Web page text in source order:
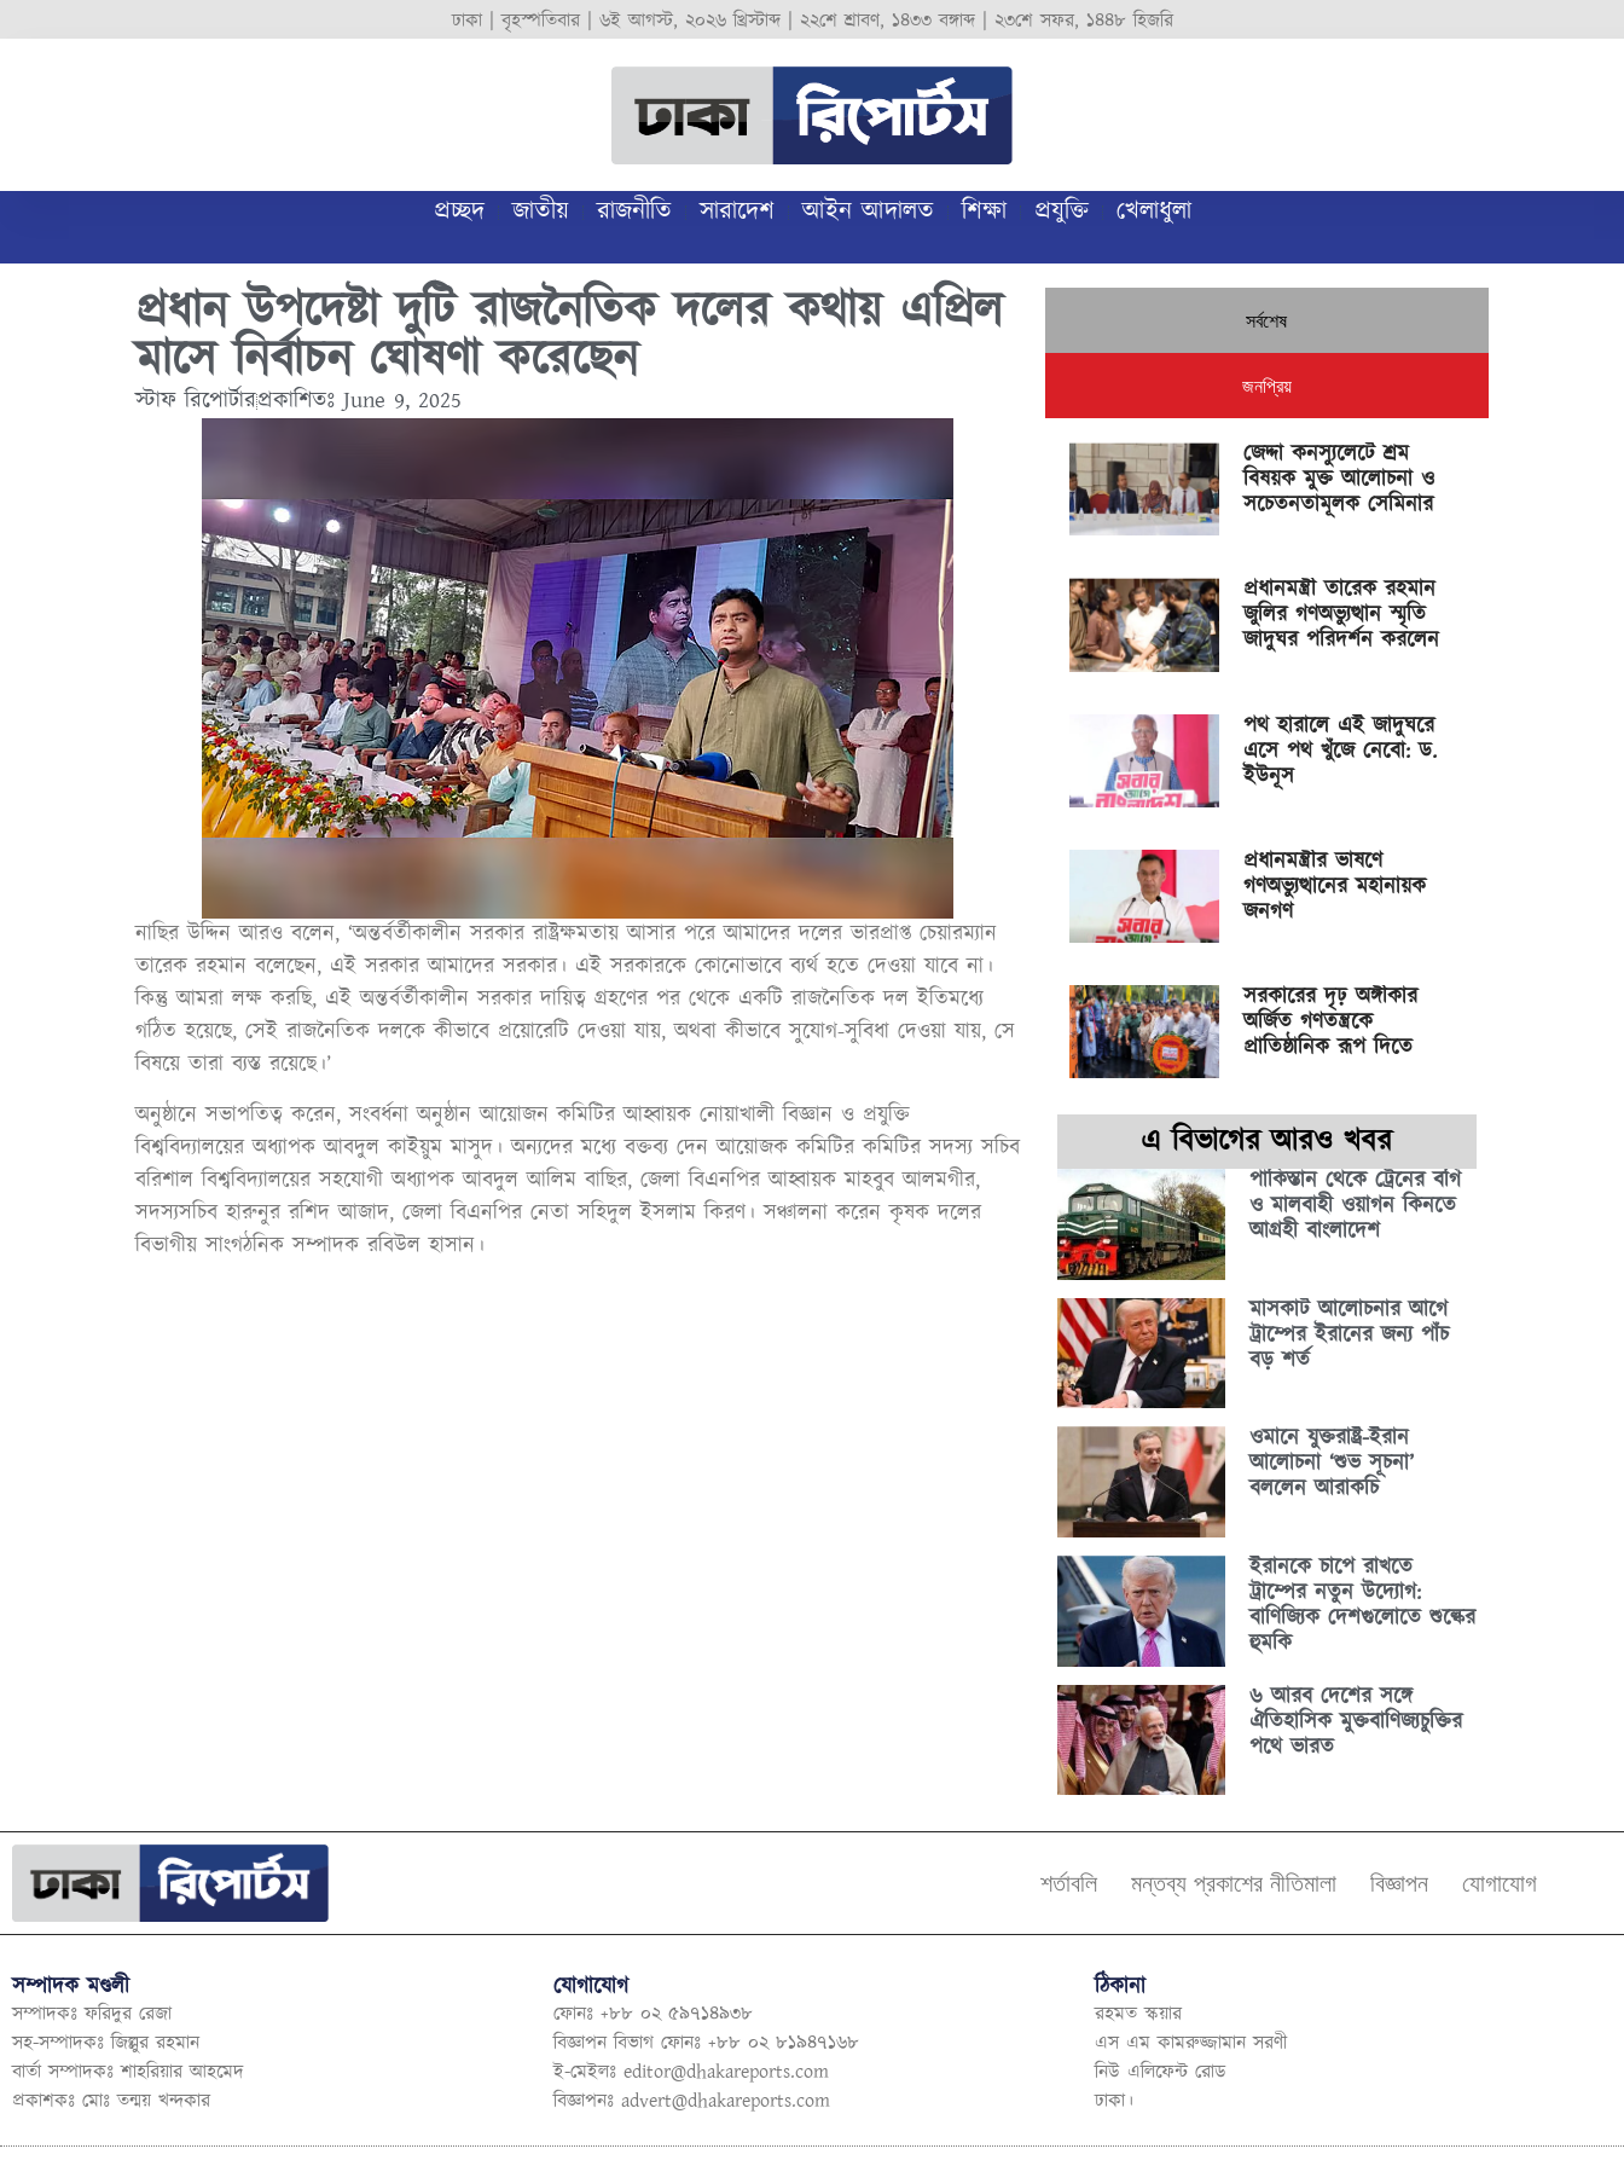
ঢাকা |বৃহস্পতিবার| ৬ই আগস্ট, ২০২৬ খ্রিস্টাব্দ| ২২শে শ্রাবণ, ১৪৩৩ বঙ্গাব্দ| ২৩শে সফর, ১৪৪৮ হিজরি
প্রচ্ছদ জাতীয় রাজনীতি সারাদেশ আইন আদালত শিক্ষা প্রযুক্তি খেলাধুলা
প্রধান উপদেষ্টা দুটি রাজনৈতিক দলের কথায় এপ্রিল
মাসে নির্বাচন ঘোষণা করেছেন
স্টাফ রিপোর্টারপ্রকাশিতঃJune 9, 2025
নাছির উদ্দিন আরও বলেন, ‘অন্তর্বর্তীকালীন সরকার রাষ্ট্রক্ষমতায় আসার পরে আমাদের দলের ভারপ্রাপ্ত চেয়ারম্যান
তারেক রহমান বলেছেন, এই সরকার আমাদের সরকার। এই সরকারকে কোনোভাবে ব্যর্থ হতে দেওয়া যাবে না।
কিন্তু আমরা লক্ষ করছি, এই অন্তর্বর্তীকালীন সরকার দায়িত্ব গ্রহণের পর থেকে একটি রাজনৈতিক দল ইতিমধ্যে
গঠিত হয়েছে, সেই রাজনৈতিক দলকে কীভাবে প্রয়োরেটি দেওয়া যায়, অথবা কীভাবে সুযোগ-সুবিধা দেওয়া যায়, সে
বিষয়ে তারা ব্যস্ত রয়েছে।’
অনুষ্ঠানে সভাপতিত্ব করেন, সংবর্ধনা অনুষ্ঠান আয়োজন কমিটির আহ্বায়ক নোয়াখালী বিজ্ঞান ও প্রযুক্তি
বিশ্ববিদ্যালয়ের অধ্যাপক আবদুল কাইয়ুম মাসুদ। অন্যদের মধ্যে বক্তব্য দেন আয়োজক কমিটির কমিটির সদস্য সচিব
বরিশাল বিশ্ববিদ্যালয়ের সহযোগী অধ্যাপক আবদুল আলিম বাছির, জেলা বিএনপির আহ্বায়ক মাহবুব আলমগীর,
সদস্যসচিব হারুনুর রশিদ আজাদ, জেলা বিএনপির নেতা সহিদুল ইসলাম কিরণ। সঞ্চালনা করেন কৃষক দলের
বিভাগীয় সাংগঠনিক সম্পাদক রবিউল হাসান।
সর্বশেষ
জনপ্রিয়
জেদ্দা কনস্যুলেটে শ্রম
বিষয়ক মুক্ত আলোচনা ও
সচেতনতামূলক সেমিনার
প্রধানমন্ত্রী তারেক রহমান
জুলির গণঅভ্যুত্থান স্মৃতি
জাদুঘর পরিদর্শন করলেন
পথ হারালে এই জাদুঘরে
এসে পথ খুঁজে নেবো: ড.
ইউনূস
প্রধানমন্ত্রীর ভাষণে
গণঅভ্যুত্থানের মহানায়ক
জনগণ
সরকারের দৃঢ় অঙ্গীকার
অর্জিত গণতন্ত্রকে
প্রাতিষ্ঠানিক রূপ দিতে
এ বিভাগের আরও খবর
পাকিস্তান থেকে ট্রেনের বগি
ও মালবাহী ওয়াগন কিনতে
আগ্রহী বাংলাদেশ
মাসকাট আলোচনার আগে
ট্রাম্পের ইরানের জন্য পাঁচ
বড় শর্ত
ওমানে যুক্তরাষ্ট্র-ইরান
আলোচনা ‘শুভ সূচনা’
বললেন আরাকচি
ইরানকে চাপে রাখতে
ট্রাম্পের নতুন উদ্যোগ:
বাণিজ্যিক দেশগুলোতে শুল্কের
হুমকি
৬ আরব দেশের সঙ্গে
ঐতিহাসিক মুক্তবাণিজ্যচুক্তির
পথে ভারত
শর্তাবলি মন্তব্য প্রকাশের নীতিমালা বিজ্ঞাপন যোগাযোগ
সম্পাদক মণ্ডলী
সম্পাদকঃ ফরিদুর রেজা
সহ-সম্পাদকঃ জিল্লুর রহমান
বার্তা সম্পাদকঃ শাহরিয়ার আহমেদ
প্রকাশকঃ মোঃ তন্ময় খন্দকার
যোগাযোগ
ফোনঃ +৮৮ ০২ ৫৯৭১৪৯৩৮
বিজ্ঞাপন বিভাগ ফোনঃ +৮৮ ০২ ৮১৯৪৭১৬৮
ই-মেইলঃ editor@dhakareports.com
বিজ্ঞাপনঃ advert@dhakareports.com
ঠিকানা
রহমত স্কয়ার
এস এম কামরুজ্জামান সরণী
নিউ এলিফেন্ট রোড
ঢাকা।